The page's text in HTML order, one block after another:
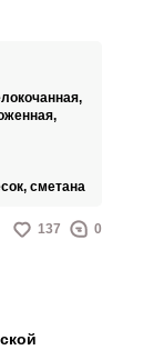
сметана
137 0